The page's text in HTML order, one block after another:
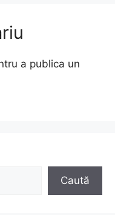
a publica un
Caută